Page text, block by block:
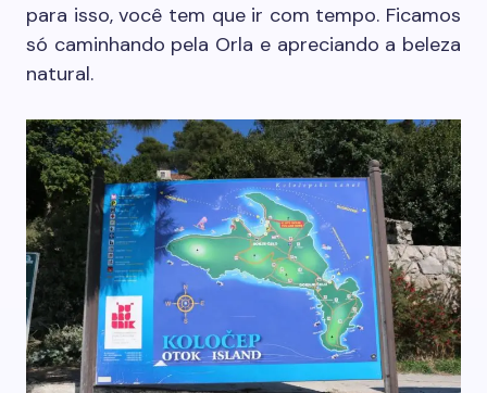
para isso, você tem que ir com tempo. Ficamos
só caminhando pela Orla e apreciando a beleza
natural.